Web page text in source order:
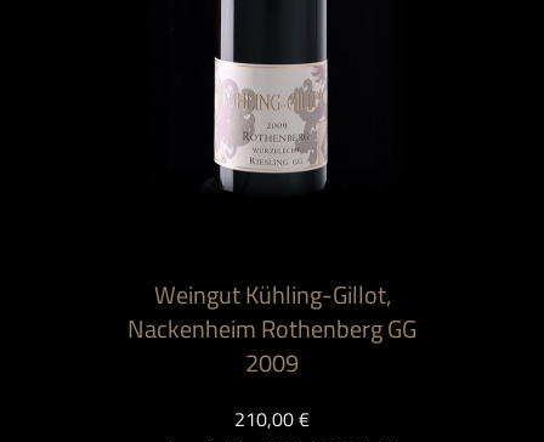
Weingut Kühling-Gillot,
Nackenheim Rothenberg GG
2009
210,00 €